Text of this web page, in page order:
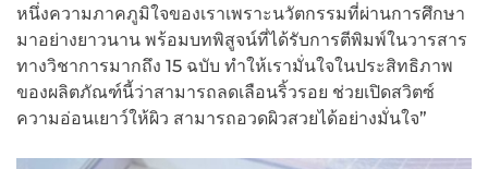
หนึ่งความภาคภูมิใจของเราเพราะนวัตกรรมที่ผ่านการศึกษา
มาอย่างยาวนาน พร้อมบทพิสูจน์ที่ได้รับการตีพิมพ์ในวารสาร
ทางวิชาการมากถึง 15 ฉบับ ทำให้เรามั่นใจในประสิทธิภาพ
ของผลิตภัณฑ์นี้ว่าสามารถลดเลือนริ้วรอย ช่วยเปิดสวิตซ์
ความอ่อนเยาว์ให้ผิว สามารถอวดผิวสวยได้อย่างมั่นใจ”